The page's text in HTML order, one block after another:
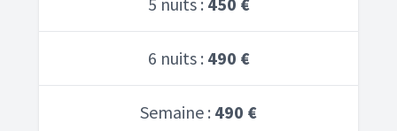
6 nuits : 490 €
Semaine : 490 €